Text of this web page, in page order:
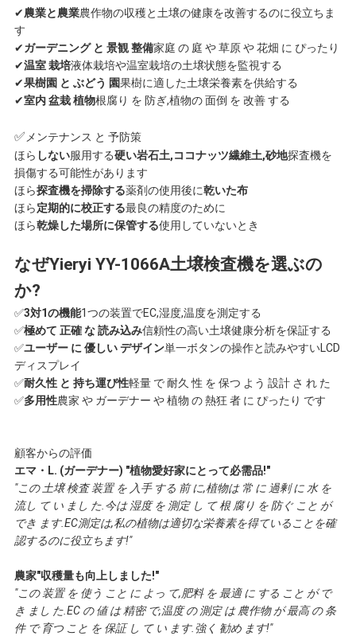
地
図
PRIVACY
POLICY
✔農業と農業農作物の収穫と土壌の健康を改善するのに役立ちま
す
✔ガーデニング と 景観 整備家庭 の 庭 や 草原 や 花畑 に ぴったり
✔温室 栽培液体栽培や温室栽培の土壌状態を監視する
✔果樹園 と ぶどう 園果樹に適した土壌栄養素を供給する
✔室内 盆栽 植物根腐り を 防ぎ,植物の 面倒 を 改善 する
✅メンテナンス と 予防策
ほら しない服用する硬い岩石土,ココナッツ繊維土,砂地探査機を
損傷する可能性があります
ほら探査機を掃除する薬剤の使用後に乾いた布
ほら定期的に校正する最良の精度のために
ほら乾燥した場所に保管する使用していないとき
なぜYieryi YY-1066A土壌検査機を選ぶの
か?
✅3対1の機能1つの装置でEC,湿度,温度を測定する
✅極めて 正確 な 読み込み信頼性の高い土壌健康分析を保証する
✅ユーザー に 優しい デザイン単一ボタンの操作と読みやすいLCD
ディスプレイ
✅耐久性 と 持ち運び性軽量 で 耐久 性 を 保つ よう 設計 さ れ た
✅多用性農家 や ガーデナー や 植物 の 熱狂 者 に ぴったり です
顧客からの評価
エマ・L. (ガーデナー) "植物愛好家にとって必需品!"
"この 土壌 検査 装置 を 入手 する 前 に,植物は 常 に 過剰 に 水 を
流し て い まし た.今は 湿度 を 測定 し て 根 腐り を 防ぐ こと が
でき ます.EC測定は,私の植物は適切な栄養素を得ていることを確
認するのに役立ちます!"
農家"収穫量も向上しました!"
"この 装置 を 使う こと に よっ て,肥料 を 最適 に する こと が で
き まし た.EC の 値 は 精密 で,温度 の 測定 は 農作物 が 最高 の 条
件 で 育つ こと を 保証 し て い ます.強く 勧め ます!"